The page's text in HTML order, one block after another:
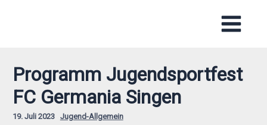
Programm Jugendsportfest
FC Germania Singen
19. Juli 2023 Jugend-Allgemein